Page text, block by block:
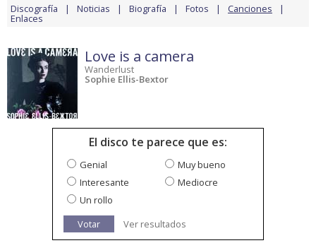
Discografía Noticias Biografía Fotos Canciones
Enlaces
Love is a camera
Wanderlust
Sophie Ellis-Bextor
El disco te parece que es:
Genial
Muy bueno
Interesante
Mediocre
Un rollo
Votar
Ver resultados